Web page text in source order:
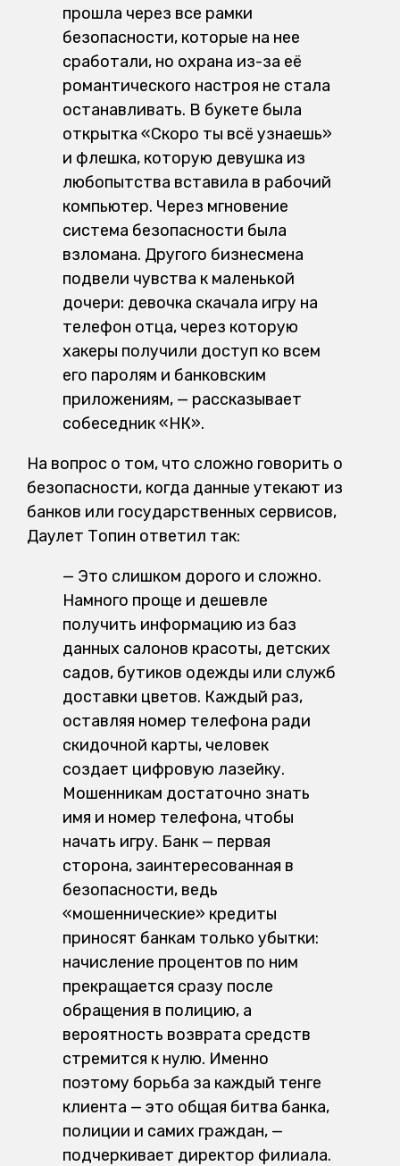
прошла через все рамки
безопасности, которые на нее
сработали, но охрана из-за её
романтического настроя не стала
останавливать. В букете была
открытка «Скоро ты всё узнаешь»
и флешка, которую девушка из
любопытства вставила в рабочий
компьютер. Через мгновение
система безопасности была
взломана. Другого бизнесмена
подвели чувства к маленькой
дочери: девочка скачала игру на
телефон отца, через которую
хакеры получили доступ ко всем
его паролям и банковским
приложениям, — рассказывает
собеседник «НК».
На вопрос о том, что сложно говорить о
безопасности, когда данные утекают из
банков или государственных сервисов,
Даулет Топин ответил так:
— Это слишком дорого и сложно.
Намного проще и дешевле
получить информацию из баз
данных салонов красоты, детских
садов, бутиков одежды или служб
доставки цветов. Каждый раз,
оставляя номер телефона ради
скидочной карты, человек
создает цифровую лазейку.
Мошенникам достаточно знать
имя и номер телефона, чтобы
начать игру. Банк — первая
сторона, заинтересованная в
безопасности, ведь
«мошеннические» кредиты
приносят банкам только убытки:
начисление процентов по ним
прекращается сразу после
обращения в полицию, а
вероятность возврата средств
стремится к нулю. Именно
поэтому борьба за каждый тенге
клиента — это общая битва банка,
полиции и самих граждан, —
подчеркивает директор филиала.